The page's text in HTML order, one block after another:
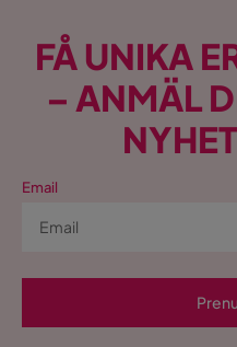
FÅ UNIKA
– ANMÄL
Email